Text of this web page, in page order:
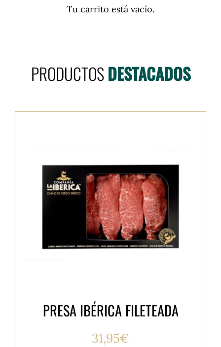
Tu carrito está vacío.
PRODUCTOSDESTACADOS
PRESA IBÉRICA FILETEADA
31,95€